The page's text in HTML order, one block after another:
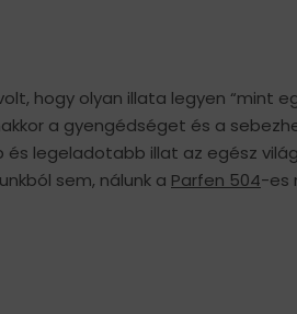
hogy olyan illata legyen “mint
a gyengédséget és a
legeladotabb illat az egész
sem, nálunk a Parfen 504-es